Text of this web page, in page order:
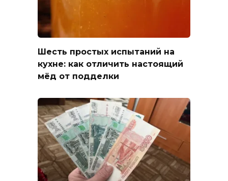
Шесть простых испытаний на
кухне: как отличить настоящий
мёд от подделки